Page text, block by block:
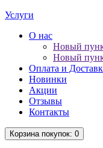
Услуги
О нас
Новый
Новый
Оплата и
Новинки
Акции
Отзывы
Контакты
Корзина покупок: 0